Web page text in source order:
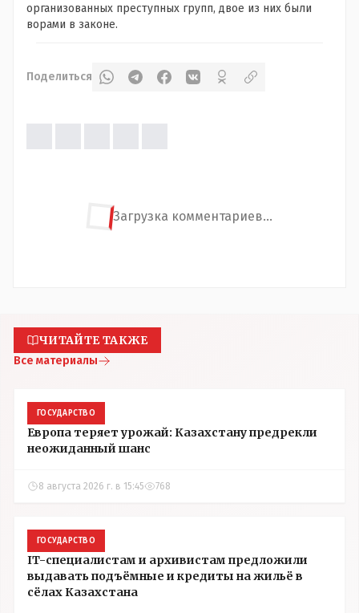
организованных преступных групп, двое из них были
ворами в законе.
Поделиться
Загрузка комментариев...
ЧИТАЙТЕ ТАКЖЕ
Все материалы
ГОСУДАРСТВО
Европа теряет урожай: Казахстану предрекли
неожиданный шанс
8 августа 2026 г. в 15:45 768
ГОСУДАРСТВО
IT-специалистам и архивистам предложили
выдавать подъёмные и кредиты на жильё в
сёлах Казахстана